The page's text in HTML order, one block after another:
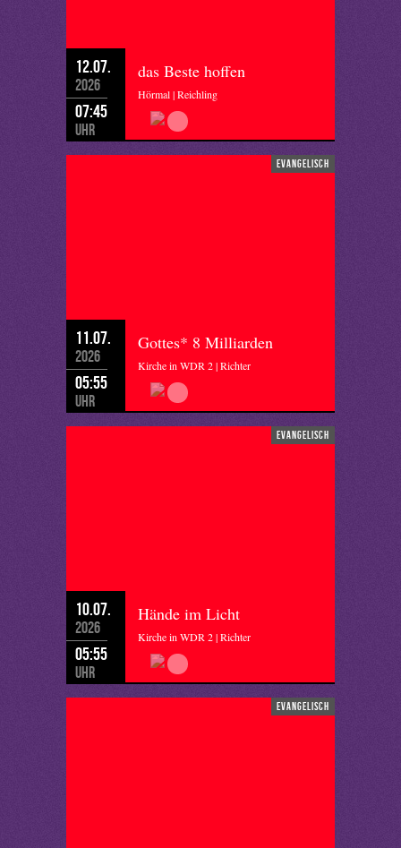
12.07.
2026
07:45
Uhr
das Beste hoffen
Hörmal | Reichling
evangelisch
11.07.
2026
05:55
Uhr
Gottes* 8 Milliarden
Kirche in WDR 2 | Richter
evangelisch
10.07.
2026
05:55
Uhr
Hände im Licht
Kirche in WDR 2 | Richter
evangelisch